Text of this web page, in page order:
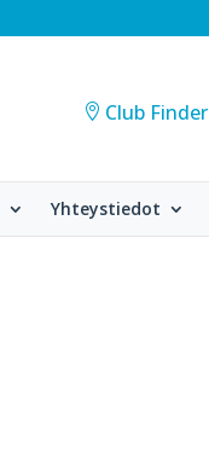
Club Finder
Yhteystiedot